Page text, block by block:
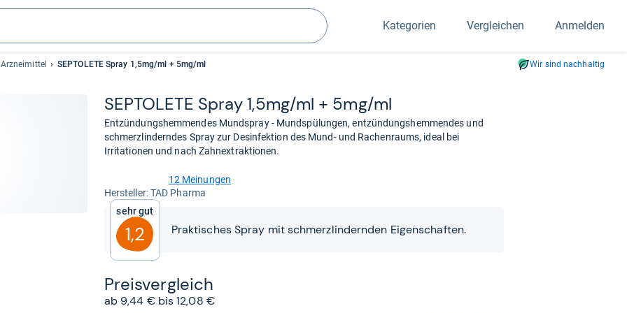
Suchen
Kategorien Vergleichen Anmelden
SEPTOLETE Spray 1,5mg/ml + 5mg/ml Wir sind nachhaltig
SEP­TO­LETE Spray 1,5mg/ml + 5mg/ml
Entzündungshemmendes Mundspray - Mundspülungen, entzündungshemmendes und
schmerzlinderndes Spray zur Desinfektion des Mund- und Rachenraums, ideal bei
Irritationen und nach Zahnextraktionen.
von
Sternen
12 Meinungen
Her­stel­ler: TAD Pharma
Sehr gut
1,2 Praktisches Spray mit schmerzlindernden Eigenschaften.
Preis­ver­gleich
ab 9,44 € bis 12,08 €